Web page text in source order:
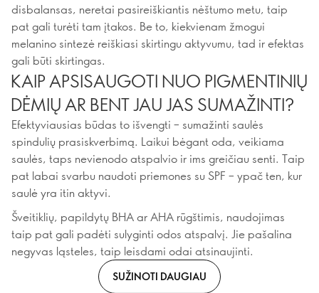
disbalansas, neretai pasireiškiantis nėštumo metu, taip
pat gali turėti tam įtakos. Be to, kiekvienam žmogui
melanino sintezė reiškiasi skirtingu aktyvumu, tad ir efektas
gali būti skirtingas.
KAIP APSISAUGOTI NUO PIGMENTINIŲ
DĖMIŲ AR BENT JAU JAS SUMAŽINTI?
Efektyviausias būdas to išvengti – sumažinti saulės
spindulių prasiskverbimą. Laikui bėgant oda, veikiama
saulės, taps nevienodo atspalvio ir ims greičiau senti. Taip
pat labai svarbu naudoti priemones su SPF – ypač ten, kur
saulė yra itin aktyvi.
Šveitiklių, papildytų BHA ar AHA rūgštimis, naudojimas
taip pat gali padėti sulyginti odos atspalvį. Jie pašalina
negyvas ląsteles, taip leisdami odai atsinaujinti.
SUŽINOTI DAUGIAU